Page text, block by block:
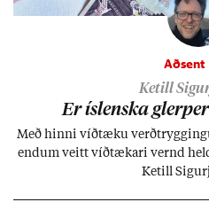
Aðsent
Ketill
Er ís­lenska
Með hinni víð­tæku
end­um veitt víð­tæk­ari vernd
Ketill